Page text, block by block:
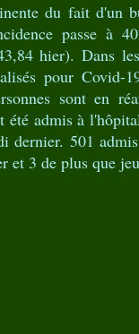
du fait d'un
passe à
hier). Dans
pour Covid-
sont en
été admis à
dernier. 501
et 3 de plus que